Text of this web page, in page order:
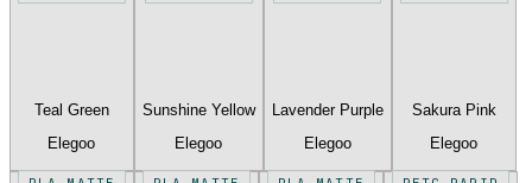
Teal Green
Elegoo
Sunshine Yellow
Elegoo
Lavender Purple
Elegoo
Sakura Pink
Elegoo